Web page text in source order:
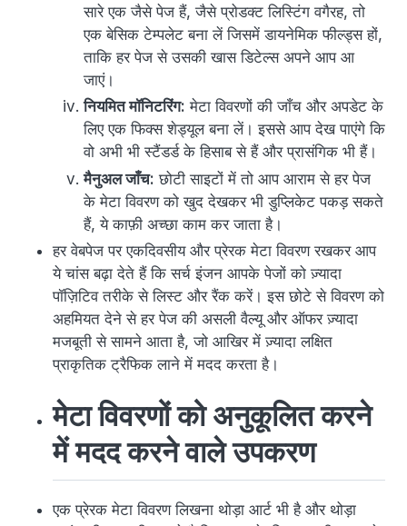
सारे एक जैसे पेज हैं, जैसे प्रोडक्ट लिस्टिंग वगैरह, तो
एक बेसिक टेम्पलेट बना लें जिसमें डायनेमिक फील्ड्स हों,
ताकि हर पेज से उसकी खास डिटेल्स अपने आप आ
जाएं।
नियमित मॉनिटरिंग: मेटा विवरणों की जाँच और अपडेट के
लिए एक फिक्स शेड्यूल बना लें। इससे आप देख पाएंगे कि
वो अभी भी स्टैंडर्ड के हिसाब से हैं और प्रासंगिक भी हैं।
मैनुअल जाँच: छोटी साइटों में तो आप आराम से हर पेज
के मेटा विवरण को खुद देखकर भी डुप्लिकेट पकड़ सकते
हैं, ये काफ़ी अच्छा काम कर जाता है।
हर वेबपेज पर एकदिवसीय और प्रेरक मेटा विवरण रखकर आप
ये चांस बढ़ा देते हैं कि सर्च इंजन आपके पेजों को ज़्यादा
पॉज़िटिव तरीके से लिस्ट और रैंक करें। इस छोटे से विवरण को
अहमियत देने से हर पेज की असली वैल्यू और ऑफर ज़्यादा
मजबूती से सामने आता है, जो आखिर में ज़्यादा लक्षित
प्राकृतिक ट्रैफिक लाने में मदद करता है।
मेटा विवरणों को अनुकूलित करने
में मदद करने वाले उपकरण
एक प्रेरक मेटा विवरण लिखना थोड़ा आर्ट भी है और थोड़ा